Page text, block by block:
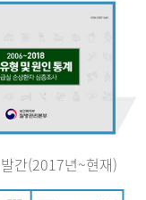
간(2017년~현재)